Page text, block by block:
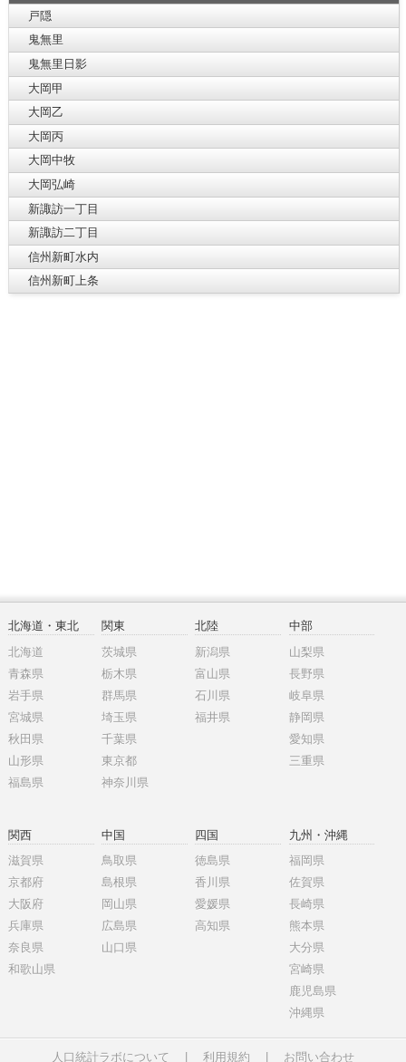
戸隠
鬼無里
鬼無里日影
大岡甲
大岡乙
大岡丙
大岡中牧
大岡弘崎
新諏訪一丁目
新諏訪二丁目
信州新町水内
信州新町上条
北海道・東北
北海道
青森県
岩手県
宮城県
秋田県
山形県
福島県
関東
茨城県
栃木県
群馬県
埼玉県
千葉県
東京都
神奈川県
北陸
新潟県
富山県
石川県
福井県
中部
山梨県
長野県
岐阜県
静岡県
愛知県
三重県
関西
滋賀県
京都府
大阪府
兵庫県
奈良県
和歌山県
中国
鳥取県
島根県
岡山県
広島県
山口県
四国
徳島県
香川県
愛媛県
高知県
九州・沖縄
福岡県
佐賀県
長崎県
熊本県
大分県
宮崎県
鹿児島県
沖縄県
人口統計ラボについて 利用規約 お問い合わせ